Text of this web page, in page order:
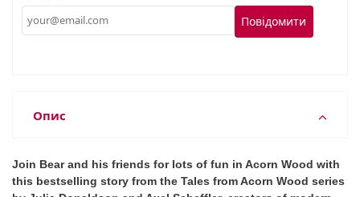
Повідомити
Опис
Join Bear and his friends for lots of fun in Acorn Wood with
this bestselling story from the Tales from Acorn Wood series